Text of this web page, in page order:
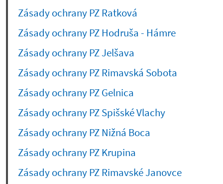
Zásady ochrany PZ Ratková
Zásady ochrany PZ Hodruša - Hámre
Zásady ochrany PZ Jelšava
Zásady ochrany PZ Rimavská Sobota
Zásady ochrany PZ Gelnica
Zásady ochrany PZ Spišské Vlachy
Zásady ochrany PZ Nižná Boca
Zásady ochrany PZ Krupina
Zásady ochrany PZ Rimavské Janovce